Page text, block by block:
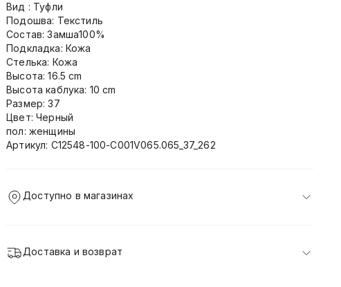
Вид : Туфли
Подошва: Текстиль
Состав: Замша100%
Подкладка: Кожа
Стелька: Кожа
Высота: 16.5 cm
Высота каблука: 10 cm
Размер: 37
Цвет: Черный
пол: женщины
Артикул: C12548-100-C001V065.065_37_262
Доступно в магазинах
Доставка и возврат